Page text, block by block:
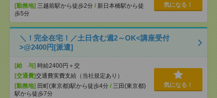
[勤務地] 三越前駅から徒歩2分 / 新日本橋駅から徒
歩5分
気になる！
＼！完全在宅！／土日含む週2～OK<講座受付
>@2400円[派遣]
[給 与] 時給2400円＋交
[交通費]交通費実費支給（当社規定あり）
[勤務地] 田町(東京都)駅から徒歩4分 / 三田(東京都)
駅から徒歩7分
気になる！